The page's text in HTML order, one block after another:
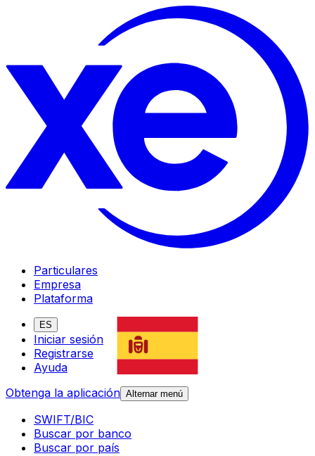
Particulares
Empresa
Plataforma
ES
Iniciar sesión
Registrarse
Ayuda
Obtenga la aplicación Alternar menú
SWIFT/BIC
Buscar por banco
Buscar por país